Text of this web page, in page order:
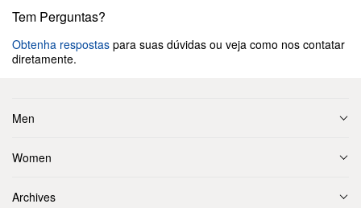
Tem Perguntas?
Obtenha respostas para suas dúvidas ou veja como nos contatar
diretamente.
Men
Women
Archives